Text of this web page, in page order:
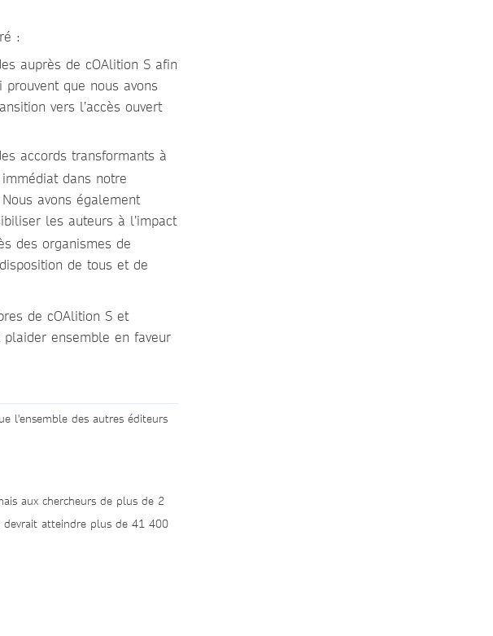
:
auprès de cOAlition S afin
prouvent que nous avons
vers l’accès ouvert
accords transformants à
dans notre
avons également
les auteurs à l’impact
des organismes de
de tous et de
de cOAlition S et
ensemble en faveur
l'ensemble des autres éditeurs
aux chercheurs de plus de 2
devrait atteindre plus de 41 400